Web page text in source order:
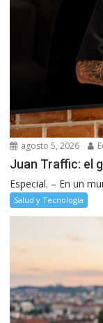
agosto 5, 2026
Juan Traffic: el
Especial. – En un
Salud y Tecnología